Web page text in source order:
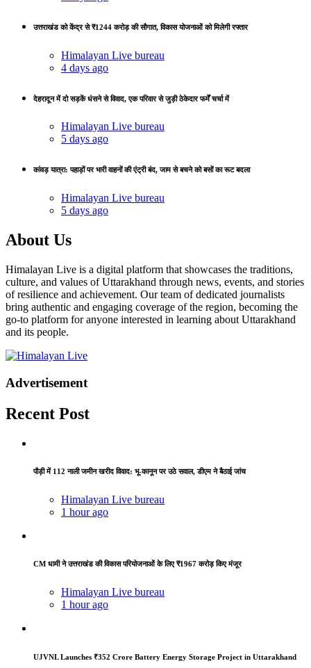
उत्तराखंड को केंद्र से ₹1244 करोड़ की सौगात, विकास योजनाओं को मिलेगी रफ्तार
Himalayan Live bureau
4 days ago
देहरादून में दो सड़कें धंसने से विवाद, एक परिवार से जुड़ी ठेकेदार फर्में चर्चा में
Himalayan Live bureau
5 days ago
कांवड़ यात्रा: पहाड़ों पर भारी वाहनों की एंट्री बंद, जाम से बचने को बसों का रूट बदला
Himalayan Live bureau
5 days ago
About Us
Himalayan Live is a digital platform that showcases the traditions,
culture, and values of Uttarakhand through news, events, and stories
of resilience and achievement. Our team of dedicated journalists
bring authentic and engaging coverage of the region, becoming the
go-to platform for anyone interested in learning about Uttarakhand
and its people.
Advertisement
Recent Post
पौड़ी में 112 नाली जमीन खरीद विवाद: भू-कानून पर उठे सवाल, डीएम ने बैठाई जांच
Himalayan Live bureau
1 hour ago
CM धामी ने उत्तराखंड की विकास परियोजनाओं के लिए ₹1967 करोड़ किए मंजूर
Himalayan Live bureau
1 hour ago
UJVNL Launches ₹352 Crore Battery Energy Storage Project in Uttarakhand